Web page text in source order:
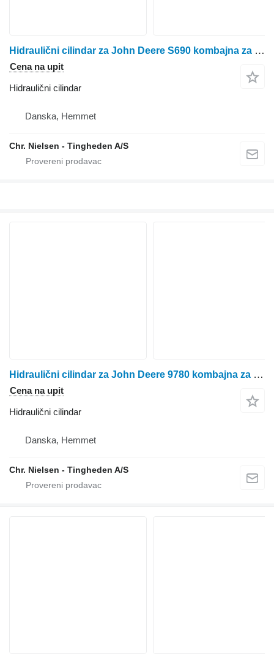
Hidraulični cilindar za John Deere S690 kombajna za žito
Cena na upit
Hidraulični cilindar
Danska, Hemmet
Chr. Nielsen - Tingheden A/S
Hidraulični cilindar za John Deere 9780 kombajna za žito
Cena na upit
Hidraulični cilindar
Danska, Hemmet
Chr. Nielsen - Tingheden A/S